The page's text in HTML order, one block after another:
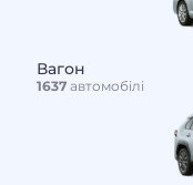
Вагон
1637автомобілі